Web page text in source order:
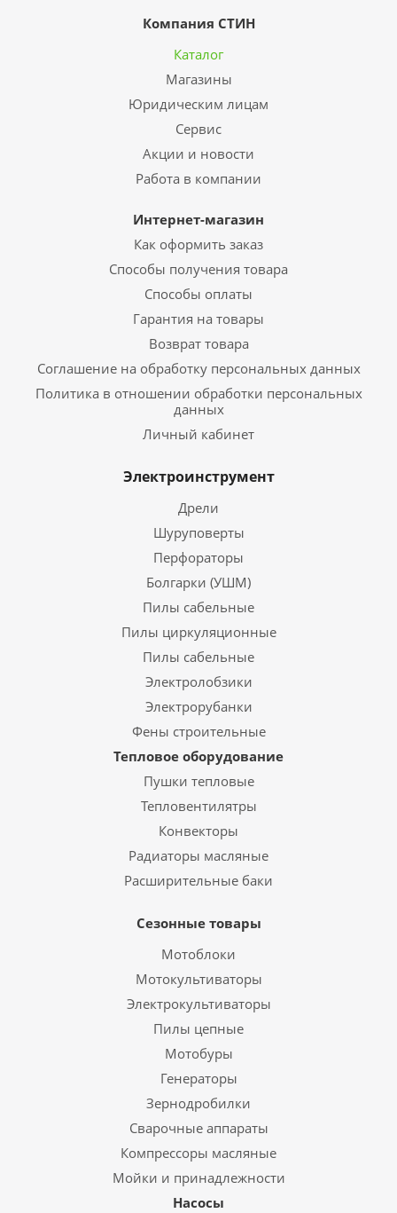
Компания СТИН
Каталог
Магазины
Юридическим лицам
Сервис
Акции и новости
Работа в компании
Интернет-магазин
Как оформить заказ
Способы получения товара
Способы оплаты
Гарантия на товары
Возврат товара
Соглашение на обработку персональных данных
Политика в отношении обработки персональных
данных
Личный кабинет
Электроинструмент
Дрели
Шуруповерты
Перфораторы
Болгарки (УШМ)
Пилы сабельные
Пилы циркуляционные
Пилы сабельные
Электролобзики
Электрорубанки
Фены строительные
Тепловое оборудование
Пушки тепловые
Тепловентилятры
Конвекторы
Радиаторы масляные
Расширительные баки
Сезонные товары
Мотоблоки
Мотокультиваторы
Электрокультиваторы
Пилы цепные
Мотобуры
Генераторы
Зернодробилки
Сварочные аппараты
Компрессоры масляные
Мойки и принадлежности
Насосы